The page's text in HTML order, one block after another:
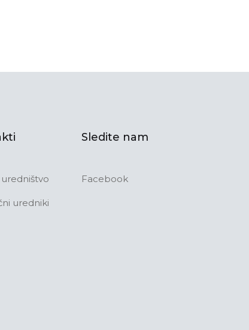
uredništvo
uredniki
Sledite nam
Facebook